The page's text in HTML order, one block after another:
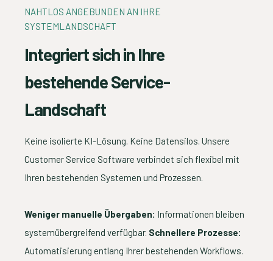
NAHTLOS ANGEBUNDEN AN IHRE
SYSTEMLANDSCHAFT
Integriert sich in Ihre
bestehende Service-
Landschaft
Keine isolierte KI-Lösung. Keine Datensilos. Unsere
Customer Service Software verbindet sich flexibel mit
Ihren bestehenden Systemen und Prozessen.
Weniger manuelle Übergaben: Informationen bleiben
systemübergreifend verfügbar. Schnellere Prozesse:
Automatisierung entlang Ihrer bestehenden Workflows.